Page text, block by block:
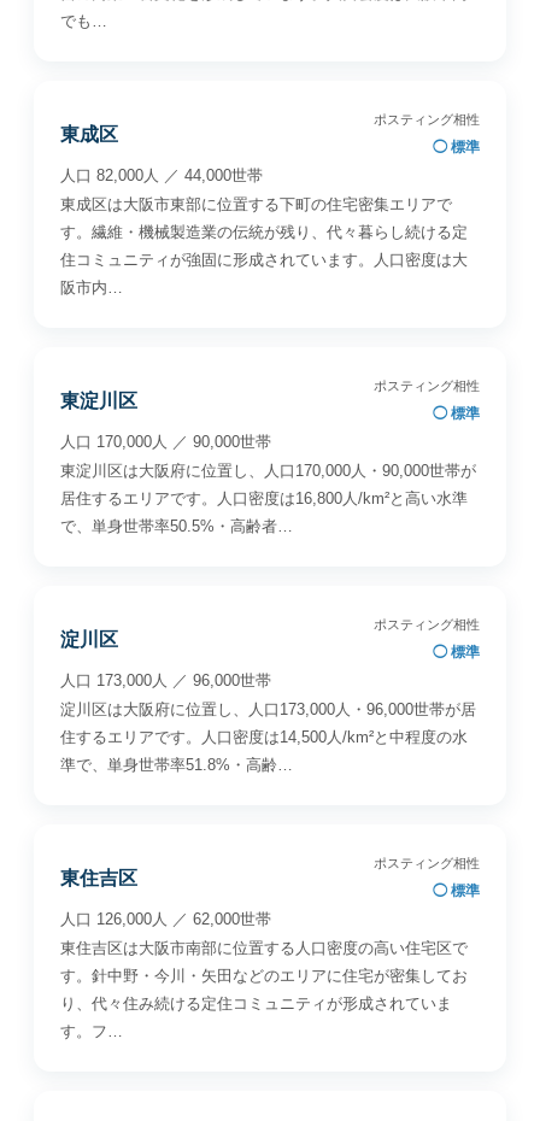
でも…
東成区
ポスティング相性
◯ 標準
人口 82,000人 ／ 44,000世帯
東成区は大阪市東部に位置する下町の住宅密集エリアで
す。繊維・機械製造業の伝統が残り、代々暮らし続ける定
住コミュニティが強固に形成されています。人口密度は大
阪市内…
東淀川区
ポスティング相性
◯ 標準
人口 170,000人 ／ 90,000世帯
東淀川区は大阪府に位置し、人口170,000人・90,000世帯が
居住するエリアです。人口密度は16,800人/km²と高い水準
で、単身世帯率50.5%・高齢者…
淀川区
ポスティング相性
◯ 標準
人口 173,000人 ／ 96,000世帯
淀川区は大阪府に位置し、人口173,000人・96,000世帯が居
住するエリアです。人口密度は14,500人/km²と中程度の水
準で、単身世帯率51.8%・高齢…
東住吉区
ポスティング相性
◯ 標準
人口 126,000人 ／ 62,000世帯
東住吉区は大阪市南部に位置する人口密度の高い住宅区で
す。針中野・今川・矢田などのエリアに住宅が密集してお
り、代々住み続ける定住コミュニティが形成されていま
す。フ…